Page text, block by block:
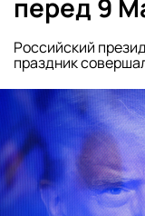
перед 9
Российский
праздник